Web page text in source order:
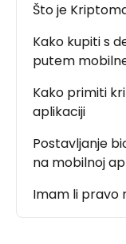
Što je
Kako kupiti s
putem
Kako primiti
aplikaciji
Postavljanje
na mobilnoj
Imam li pravo